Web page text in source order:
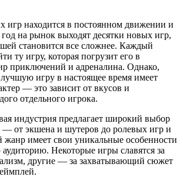
находится в постоянном движении и
на рынок выходят десятки новых игр,
становится все сложнее. Каждый
ту игру, которая погрузит его в
приключений и адреналина. Однако,
игру в настоящее время имеет
— это зависит от вкусов и
отдельного игрока.
индустрия предлагает широкий выбор
от экшена и шутеров до ролевых игр и
жанр имеет свои уникальные особенности
Некоторые игры славятся за
другие — за захватывающий сюжет